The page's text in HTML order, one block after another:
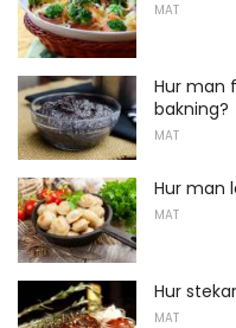
MAT
Hur man
bakning?
MAT
Hur man
MAT
Hur
MAT